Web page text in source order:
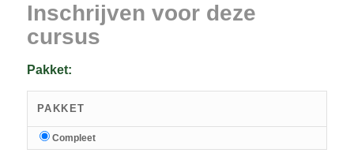
Inschrijven voor deze
cursus
Pakket:
PAKKET
Compleet